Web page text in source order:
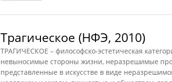
Трагическое (НФЭ, 2010)
ТРАГИЧЕСКОЕ – философско-эстетическая
невыносимые стороны жизни, неразрешимые
представленные в искусстве в виде